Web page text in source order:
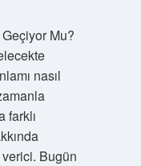
Mu?
nasıl
farklı
Bugün